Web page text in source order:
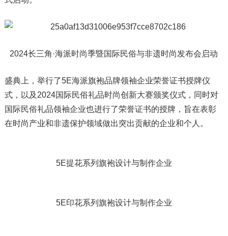
2024长三角·海派时尚季暨国际民俗与非遗时尚发布会启动
盛典上，举行了5E海派旗袍品牌领袖企业荣誉证书授牌仪
式，以及2024国际民俗礼品时尚创新大赛颁奖仪式，同时对
国际民俗礼品领袖企业也进行了荣誉证书的授牌，旨在表彰
在时尚产业和非遗保护领域做出突出贡献的企业和个人。
5E提花系列旗袍设计与制作企业
5E印花系列旗袍设计与制作企业